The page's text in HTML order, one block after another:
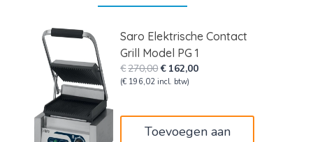
Saro Elektrische Contact
Grill Model PG 1
€270,00Oorspronkelijke
prijs
€ 162,00Huidige
(€ 196,02 incl. btw)
Toevoegen aan